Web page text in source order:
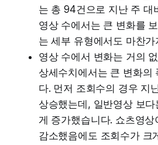
는 총 94건으로 지난 주 대
영상 수에서는 큰 변화를
는 세부 유형에서도 마찬가
영상 수에서 변화는 거의
상세수치에서는 큰 변화의
다. 먼저 조회수의 경우 지
상승했는데, 일반영상 보
게 증가했습니다. 쇼츠영상
감소했음에도 조회수가 크